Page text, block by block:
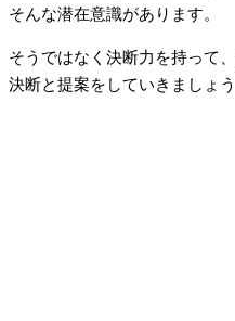
そんな潜在意識があります。
そうではなく決断力を持って
決断と提案をしていきましょう